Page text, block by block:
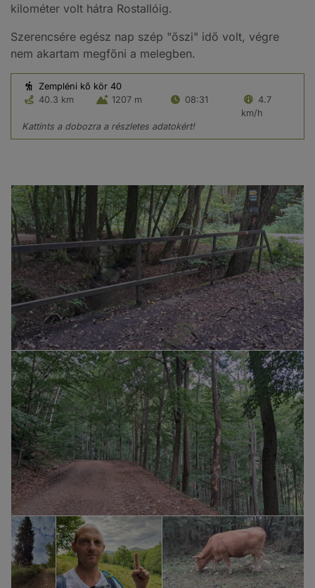
kilométer volt hátra Rostallóig.
Szerencsére egész nap szép "őszi" idő volt, végre
nem akartam megfőni a melegben.
Zempléni kő kör 40
40.3 km
1207 m 08:31
4.7
km/h
Kattints a dobozra a részletes adatokért!